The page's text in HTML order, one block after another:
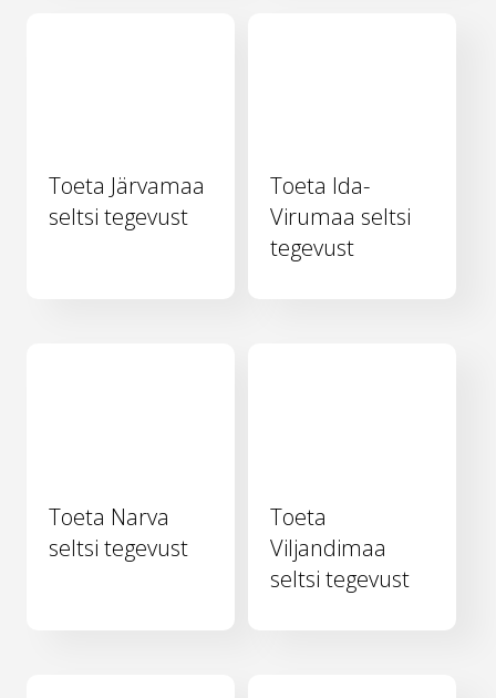
Toeta Järvamaa
seltsi tegevust
Toeta Ida-
Virumaa seltsi
tegevust
Toeta Narva
seltsi tegevust
Toeta
Viljandimaa
seltsi tegevust